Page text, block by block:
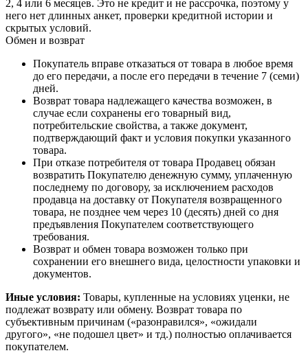
2, 4 или 6 месяцев. Это не кредит и не рассрочка, поэтому у
него нет длинных анкет, проверки кредитной истории и
скрытых условий.
Обмен и возврат
Покупатель вправе отказаться от товара в любое время
до его передачи, а после его передачи в течение 7 (семи)
дней.
Возврат товара надлежащего качества возможен, в
случае если сохранены его товарный вид,
потребительские свойства, а также документ,
подтверждающий факт и условия покупки указанного
товара.
При отказе потребителя от товара Продавец обязан
возвратить Покупателю денежную сумму, уплаченную
последнему по договору, за исключением расходов
продавца на доставку от Покупателя возвращенного
товара, не позднее чем через 10 (десять) дней со дня
предъявления Покупателем соответствующего
требования.
Возврат и обмен товара возможен только при
сохранении его внешнего вида, целостности упаковки и
документов.
Иные условия: Товары, купленные на условиях уценки, не
подлежат возврату или обмену. Возврат товара по
субъективным причинам («разонравился», «ожидали
другого», «не подошел цвет» и тд.) полностью оплачивается
покупателем.